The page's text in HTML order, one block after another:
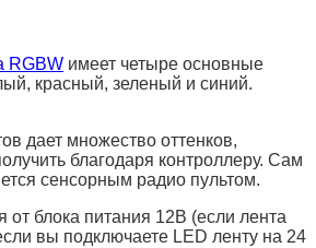
RGBW имеет четыре основные
красный, зеленый и синий.
дает множество оттенков,
благодаря контроллеру. Сам
сенсорным радио пультом.
от блока питания 12В (если лента
вы подключаете LED ленту на 24